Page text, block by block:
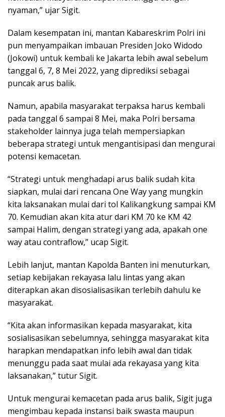
nyaman,” ujar Sigit.
Dalam kesempatan ini, mantan Kabareskrim Polri ini
pun menyampaikan imbauan Presiden Joko Widodo
(Jokowi) untuk kembali ke Jakarta lebih awal sebelum
tanggal 6, 7, 8 Mei 2022, yang diprediksi sebagai
puncak arus balik.
Namun, apabila masyarakat terpaksa harus kembali
pada tanggal 6 sampai 8 Mei, maka Polri bersama
stakeholder lainnya juga telah mempersiapkan
beberapa strategi untuk mengantisipasi dan mengurai
potensi kemacetan.
“Strategi untuk menghadapi arus balik sudah kita
siapkan, mulai dari rencana One Way yang mungkin
kita laksanakan mulai dari tol Kalikangkung sampai KM
70. Kemudian akan kita atur dari KM 70 ke KM 42
sampai Halim, dengan strategi yang ada, apakah one
way atau contraflow,” ucap Sigit.
Lebih lanjut, mantan Kapolda Banten ini menuturkan,
setiap kebijakan rekayasa lalu lintas yang akan
diterapkan akan disosialisasikan terlebih dahulu ke
masyarakat.
“Kita akan informasikan kepada masyarakat, kita
sosialisasikan sebelumnya, sehingga masyarakat kita
harapkan mendapatkan info lebih awal dan tidak
menunggu pada saat mulai ada rekayasa yang kita
laksanakan,” tutur Sigit.
Untuk mengurai kemacetan pada arus balik, Sigit juga
mengimbau kepada instansi baik swasta maupun